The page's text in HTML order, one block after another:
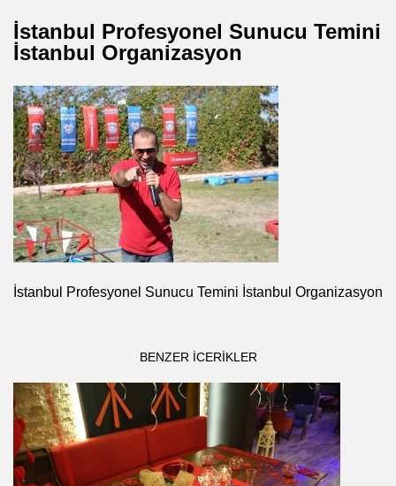
İstanbul Profesyonel Sunucu Temini
İstanbul Organizasyon
İstanbul Profesyonel Sunucu Temini İstanbul Organizasyon
BENZER ICERIKLER